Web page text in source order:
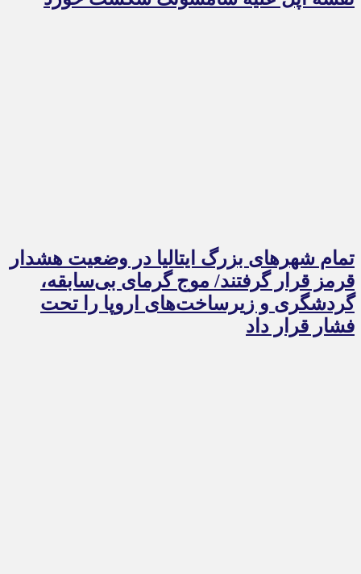
تمام شهرهای بزرگ ایتالیا در وضعیت هشدار
قرمز قرار گرفتند/ موج گرمای بی‌سابقه،
گردشگری و زیرساخت‌های اروپا را تحت
فشار قرار داد